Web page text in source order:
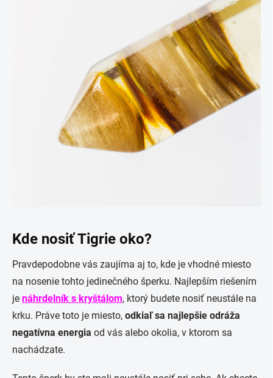
Kde nosiť Tigrie oko?
Pravdepodobne vás zaujíma aj to, kde je vhodné miesto
na nosenie tohto jedinečného šperku. Najlepším riešením
je náhrdelník s kryštálom, ktorý budete nosiť neustále na
krku. Práve toto je miesto, odkiaľ sa najlepšie odráža
negatívna energia od vás alebo okolia, v ktorom sa
nachádzate.